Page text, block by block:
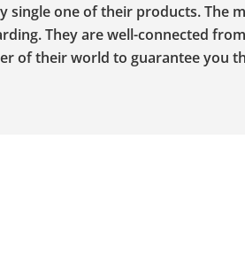
single one of their products. The
They are well-connected
of their world to guarantee you